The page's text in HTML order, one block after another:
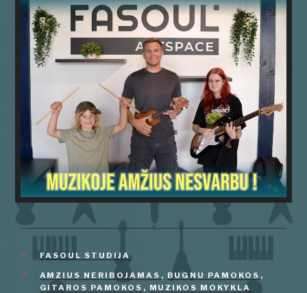
KATEGORIJOS
FASOUL STUDIJA
ŽYMOS
AMZIUS NERIBOJAMAS , BUGNU PAMOKOS ,
GITAROS PAMOKOS , MUZIKOS MOKYKLA